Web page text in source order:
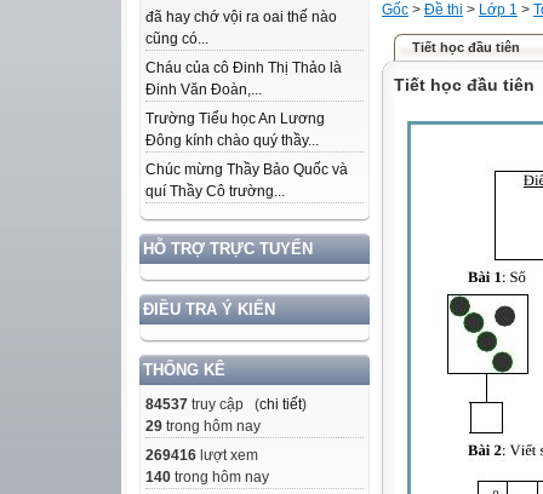
đã hay chớ vội ra oai thế nào
cũng có...
Cháu của cô Đinh Thị Thảo là
Đinh Văn Đoàn,...
Trường Tiểu học An Lương
Đông kính chào quý thầy...
Chúc mừng Thầy Bảo Quốc và
quí Thầy Cô trường...
HỖ TRỢ TRỰC TUYẾN
ĐIỀU TRA Ý KIẾN
THỐNG KÊ
84537 truy cập (chi tiết)
29 trong hôm nay
269416 lượt xem
140 trong hôm nay
Gốc > Đề thi > Lớp 1 >
Tiết học đầu tiên
Tiết học đầu tiên